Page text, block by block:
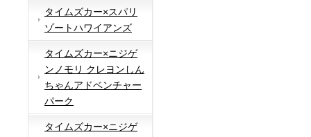
タイムズカー×スパリ
ゾートハワイアンズ
タイムズカー×ニジゲ
ンノモリ クレヨンしん
ちゃんアドベンチャー
パーク
タイムズカー×ニジゲ